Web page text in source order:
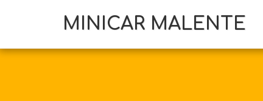
MINICAR MALENTE